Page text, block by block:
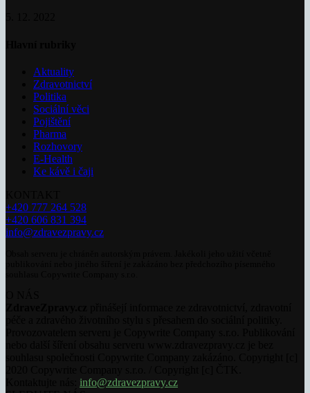
Aktuality
Zdravotnictví
Politika
Sociální věci
Pojištění
Pharma
Rozhovory
E-Health
Ke kávě i čaji
+420 777 264 528
+420 606 831 394
info@zdravezpravy.cz
info@zdravezpravy.cz